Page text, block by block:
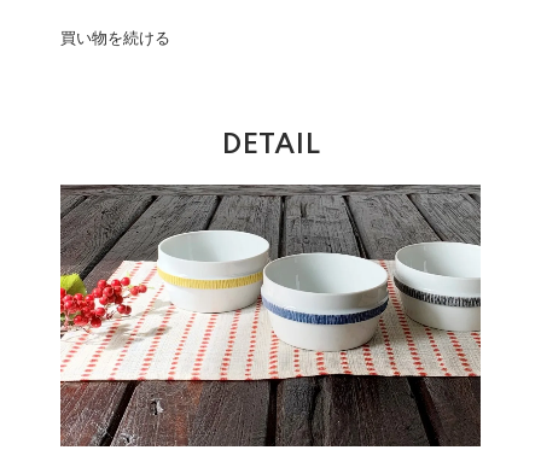
買い物を続ける
DETAIL